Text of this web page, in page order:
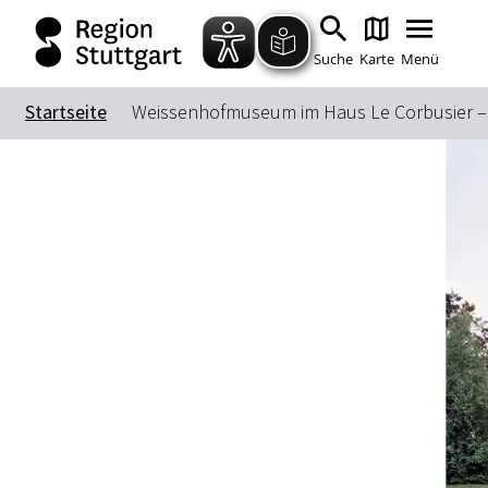
Suche Karte Menü
Startseite Weissenhofmuseum im Haus Le Corbusier